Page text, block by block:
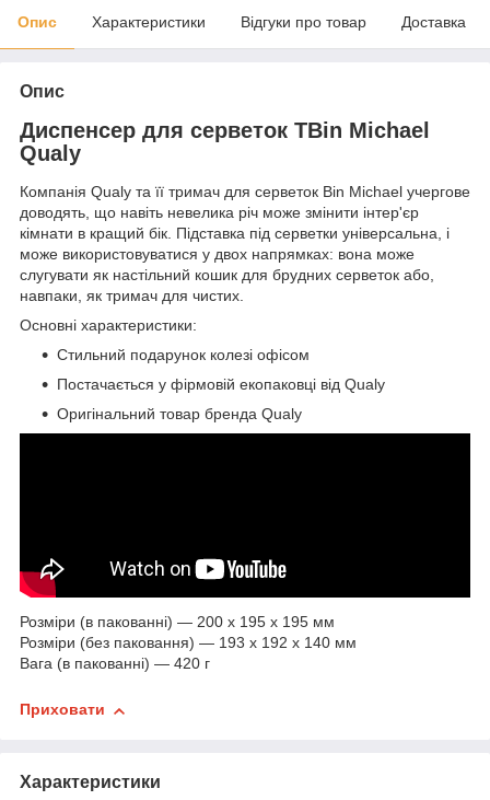
Опис Характеристики Відгуки про товар Доставка
Опис
Диспенсер для серветок TBin Michael
Qualy
Компанія Qualy та її тримач для серветок Bin Michael учергове
доводять, що навіть невелика річ може змінити інтер'єр
кімнати в кращий бік. Підставка під серветки універсальна, і
може використовуватися у двох напрямках: вона може
слугувати як настільний кошик для брудних серветок або,
навпаки, як тримач для чистих.
Основні характеристики:
Стильний подарунок колезі офісом
Постачається у фірмовій екопаковці від Qualy
Оригінальний товар бренда Qualy
Розміри (в пакованні) — 200 x 195 x 195 мм
Розміри (без паковання) — 193 x 192 x 140 мм
Вага (в пакованні) — 420 г
Приховати
Характеристики